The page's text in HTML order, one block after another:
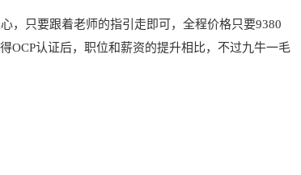
，只要跟着老师的指引走即可，全程价格只要9380
OCP认证后，职位和薪资的提升相比，不过九牛一毛